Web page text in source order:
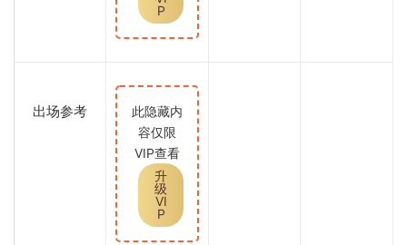
P
出场参考
此隐藏内
容仅限
VIP查看
升
级
VI
P